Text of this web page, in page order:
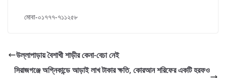
মোবা-০১৭৭৭-৭১১২৫৮
উল্লাপাড়ায় বৈশাখী শাড়ীর কেনা-বেচা নেই
সিরাজগঞ্জে অগ্নিকান্ডে আড়াই লাখ টাকার ক্ষতি, কোরআন শরিফের একটি হরফও